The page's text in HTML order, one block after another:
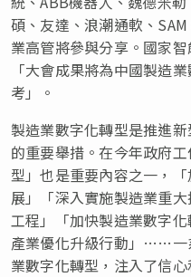
碩、友達、浪潮通軟、
業高管將參與分享。國家
「大會成果將為中國製造
考」。
製造業數字化轉型是推進
的重要舉措。在今年政府
型」也是重要內容之一，
展」「深入實施製造業重
工程」「加快製造業數字
產業優化升級行動」……一
業數字化轉型，注入了信心